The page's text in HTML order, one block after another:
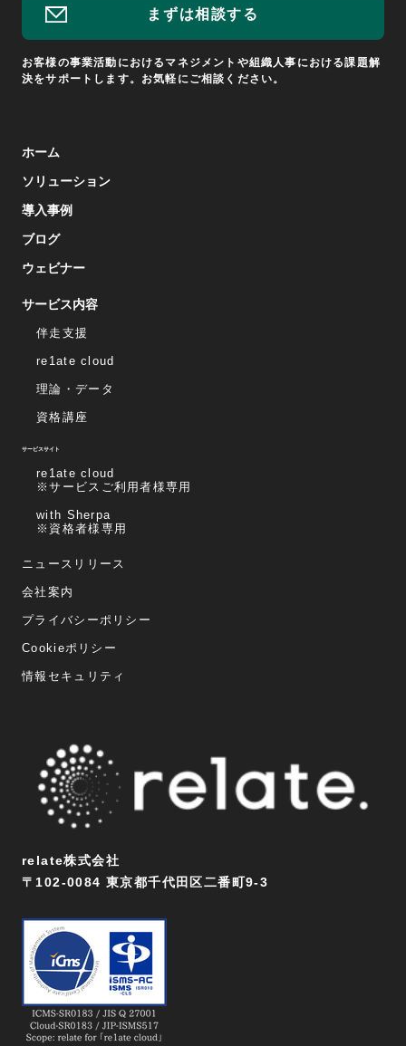
まずは相談する
お客様の事業活動におけるマネジメントや組織人事における課題解
決をサポートします。お気軽にご相談ください。
ホーム
ソリューション
導入事例
ブログ
ウェビナー
サービス内容
伴走支援
re1ate cloud
理論・データ
資格講座
サービスサイト
re1ate cloud
※サービスご利用者様専用
with Sherpa
※資格者様専用
ニュースリリース
会社案内
プライバシーポリシー
Cookieポリシー
情報セキュリティ
relate株式会社
〒102-0084 東京都千代田区二番町9-3